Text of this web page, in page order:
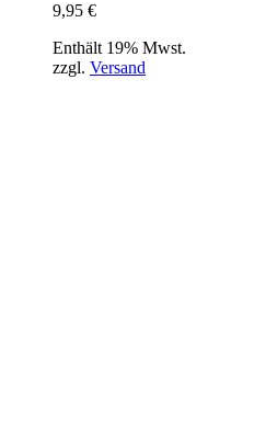
9,95 €
Enthält 19% Mwst.
zzgl. Versand